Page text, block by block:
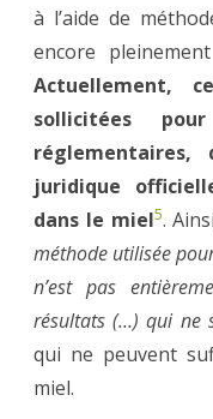
à l’aide de
encore
Actuellement,
sollicitées
réglementaires,
juridique
dans le miel5.
méthode utilisée
n’est pas
résultats (…) qui ne
qui ne peuvent
miel.